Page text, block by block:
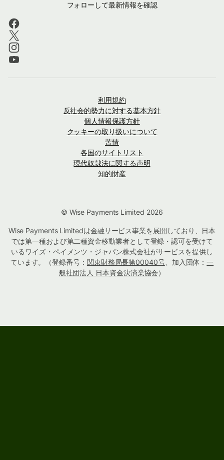
フォローして最新情報を確認
利用規約
反社会的勢力に対する基本方針
個人情報保護方針
クッキーの取り扱いについて
苦情
各国のサイトリスト
現代奴隷法に関する声明
知的財産
© Wise Payments Limited 2026
Wise Payments Limitedは金融サービス事業を展開しており、日本
では第一種および第二種資金移動業者として登録・認可を受けて
いるワイズ・ペイメンツ・ジャパン株式会社がサービスを提供し
ています。（登録番号： 関東財務局長第00040号、加入団体：一
般社団法人 日本資金決済業協会）